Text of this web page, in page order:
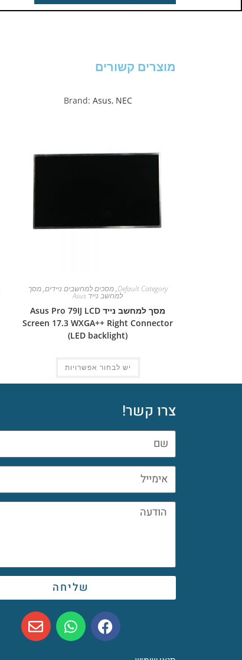
מוצרים קשורים
Brand: Asus, NEC
Default Category
,מסכים למחשבים ניידים,מסך
למחשב נייד Asus
מסך למחשב נייד Asus Pro 79IJ LCD
Screen 17.3 WXGA++ Right Connector
(LED backlight)
יש לבחור אפשרויות
צרו קשר!
שליחה